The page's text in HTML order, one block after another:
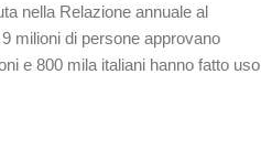
nella Relazione annuale al
milioni di persone approvano
e 800 mila italiani hanno fatto uso